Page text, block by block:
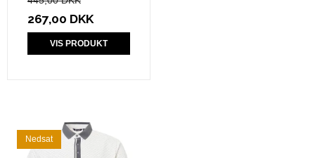
267,00 DKK
VIS PRODUKT
Nedsat